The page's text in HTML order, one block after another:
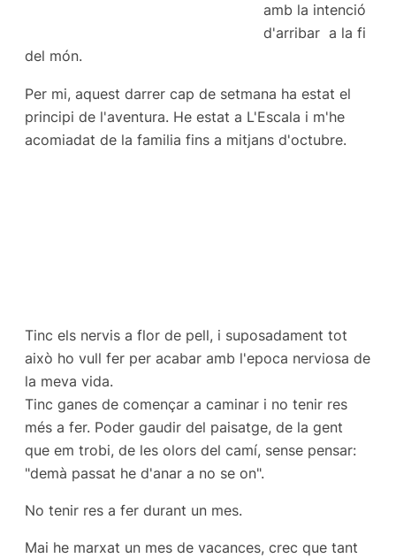
amb la intenció
d'arribar a la fi
del món.
Per mi, aquest darrer cap de setmana ha estat el
principi de l'aventura. He estat a L'Escala i m'he
acomiadat de la familia fins a mitjans d'octubre.
Tinc els nervis a flor de pell, i suposadament tot
això ho vull fer per acabar amb l'epoca nerviosa de
la meva vida.
Tinc ganes de començar a caminar i no tenir res
més a fer. Poder gaudir del paisatge, de la gent
que em trobi, de les olors del camí, sense pensar:
"demà passat he d'anar a no se on".
No tenir res a fer durant un mes.
Mai he marxat un mes de vacances, crec que tant